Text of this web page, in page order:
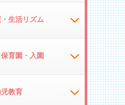
生活リズム
育園・入園
教育